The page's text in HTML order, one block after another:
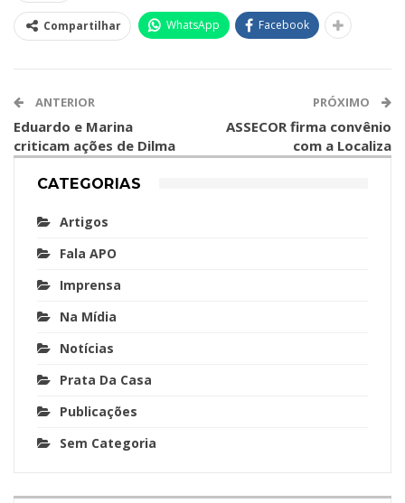
Compartilhar WhatsApp Facebook
ANTERIOR
Eduardo e Marina
criticam ações de Dilma
PRÓXIMO
ASSECOR firma convênio
com a Localiza
CATEGORIAS
Artigos
Fala APO
Imprensa
Na Mídia
Notícias
Prata Da Casa
Publicações
Sem Categoria